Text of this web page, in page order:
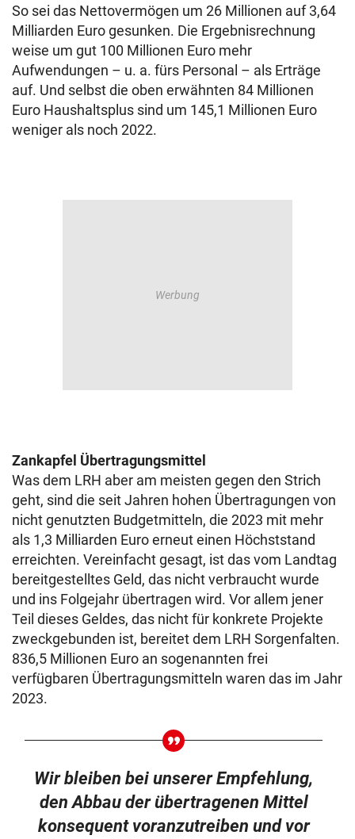
So sei das Nettovermögen um 26 Millionen auf 3,64
Milliarden Euro gesunken. Die Ergebnisrechnung
weise um gut 100 Millionen Euro mehr
Aufwendungen – u. a. fürs Personal – als Erträge
auf. Und selbst die oben erwähnten 84 Millionen
Euro Haushaltsplus sind um 145,1 Millionen Euro
weniger als noch 2022.
Zankapfel Übertragungsmittel
Was dem LRH aber am meisten gegen den Strich
geht, sind die seit Jahren hohen Übertragungen von
nicht genutzten Budgetmitteln, die 2023 mit mehr
als 1,3 Milliarden Euro erneut einen Höchststand
erreichten. Vereinfacht gesagt, ist das vom Landtag
bereitgestelltes Geld, das nicht verbraucht wurde
und ins Folgejahr übertragen wird. Vor allem jener
Teil dieses Geldes, das nicht für konkrete Projekte
zweckgebunden ist, bereitet dem LRH Sorgenfalten.
836,5 Millionen Euro an sogenannten frei
verfügbaren Übertragungsmitteln waren das im Jahr
2023.
Wir bleiben bei unserer Empfehlung,
den Abbau der übertragenen Mittel
konsequent voranzutreiben und vor